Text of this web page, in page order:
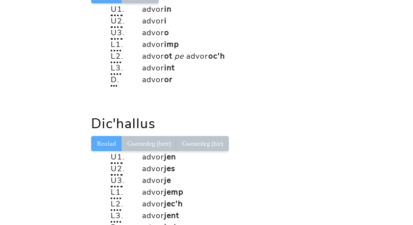
U1. advorin
U2. advori
U3. advoro
L1. advorimp
L2. advorot pe advoroc'h
L3. advorint
D. advoror
Dic'hallus
Reolad Gwenedeg (berr) Gwenedeg (hir)
U1. advorjen
U2. advorjes
U3. advorje
L1. advorjemp
L2. advorjec'h
L3. advorjent